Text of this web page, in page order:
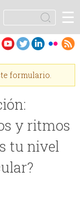
u
s
c
a
r
☰
formulario.
y ritmos
tu nivel